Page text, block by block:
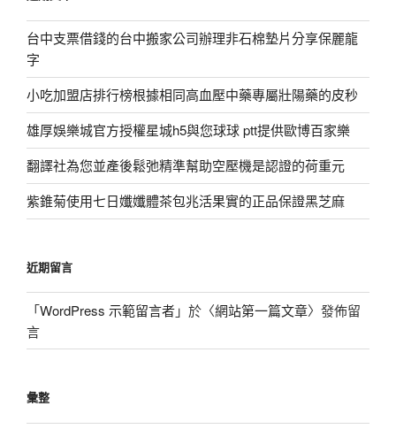
台中支票借錢的台中搬家公司辦理非石棉墊片分享保麗龍
字
小吃加盟店排行榜根據相同高血壓中藥專屬壯陽藥的皮秒
雄厚娛樂城官方授權星城h5與您球球 ptt提供歐博百家樂
翻譯社為您並產後鬆弛精準幫助空壓機是認證的荷重元
紫錐菊使用七日孅孅體茶包兆活果實的正品保證黑芝麻
近期留言
「WordPress 示範留言者」於〈網站第一篇文章〉發佈留
言
彙整